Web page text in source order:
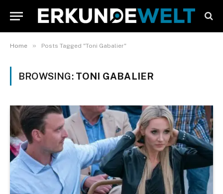
Home » Posts Tagged "Toni Gabalier"
BROWSING: TONI GABALIER